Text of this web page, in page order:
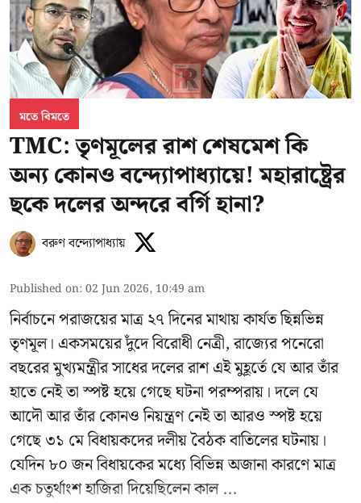
মতে বিমতে
TMC: তৃণমূলের রাশ শেষমেশ কি
অন্য কোনও বন্দ্যোপাধ্যায়ে! মহারাষ্ট্রের
ছকে দলের অন্দরে বর্গি হানা?
বরুণ বন্দ্যোপাধ্যায়
Published on:02 Jun 2026, 10:49 am
নির্বাচনে পরাজয়ের মাত্র ২৭ দিনের মাথায় কার্যত ছিন্নভিন্ন
তৃণমূল। একসময়ের দুঁদে বিরোধী নেত্রী, রাজ্যের পনেরো
বছরের মুখ্যমন্ত্রীর সাধের দলের রাশ এই মুহূর্তে যে আর তাঁর
হাতে নেই তা স্পষ্ট হয়ে গেছে ঘটনা পরম্পরায়। দলে যে
আদৌ আর তাঁর কোনও নিয়ন্ত্রণ নেই তা আরও স্পষ্ট হয়ে
গেছে ৩১ মে বিধায়কদের দলীয় বৈঠক বাতিলের ঘটনায়।
যেদিন ৮০ জন বিধায়কের মধ্যে বিভিন্ন অজানা কারণে মাত্র
এক চতুর্থাংশ হাজিরা দিয়েছিলেন কাল ...